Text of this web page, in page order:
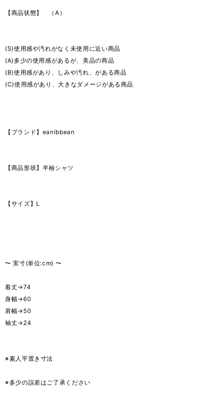
【商品状態】 （A）
(S)使用感や汚れがなく未使用に近い商品
(A)多少の使用感があるが、美品の商品
(B)使用感があり、しみや汚れ、がある商品
(C)使用感があり、大きなダメージがある商品
【ブランド】eanibbean
【商品形状】半袖シャツ
【サイズ】L
〜 実寸(単位:cm) 〜
着丈→74
身幅→60
肩幅→50
袖丈→24
※素人平置き寸法
※多少の誤差はご了承ください